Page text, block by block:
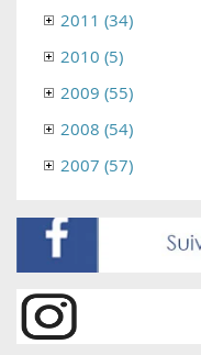
2011 (34)
2010 (5)
2009 (55)
2008 (54)
2007 (57)